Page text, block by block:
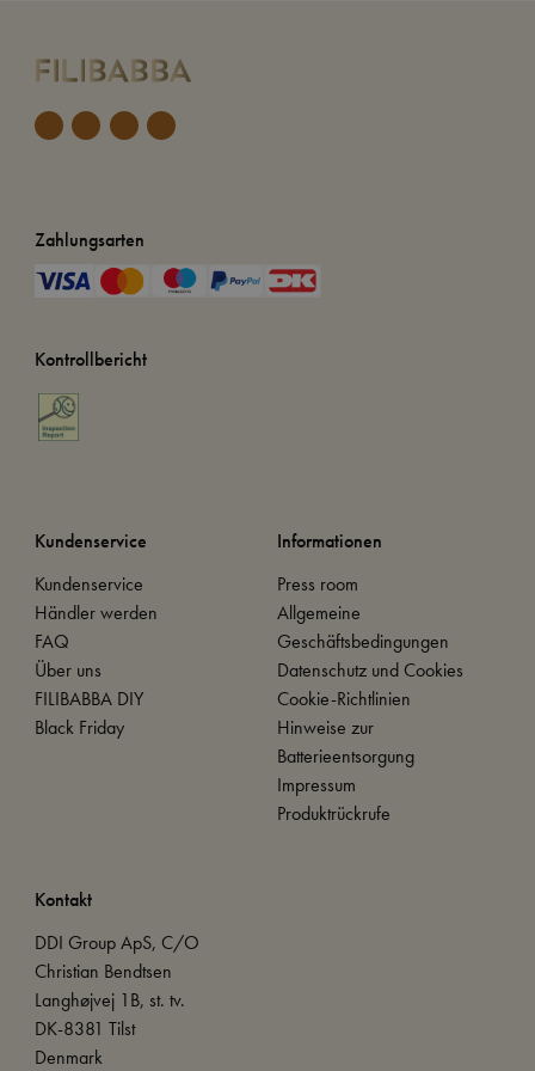
Zahlungsarten
Kontrollbericht
Kundenservice
Kundenservice
Händler werden
FAQ
Über uns
FILIBABBA DIY
Black Friday
Informationen
Press room
Allgemeine
Geschäftsbedingungen
Datenschutz und Cookies
Cookie-Richtlinien
Hinweise zur
Batterieentsorgung
Impressum
Produktrückrufe
Kontakt
DDI Group ApS, C/O
Christian Bendtsen
Langhøjvej 1B, st. tv.
DK-8381 Tilst
Denmark